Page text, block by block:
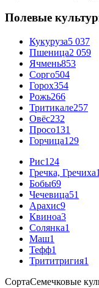
Полевые
Кукуруза5 037
Пшеница2 059
Ячмень853
Сорго504
Горох354
Рожь266
Тритикале257
Овёс232
Просо131
Горчица129
Рис124
Гречка, Гречиха
Бобы69
Чечевица51
Арахис9
Квиноа3
Солянка1
Маш1
Тефф1
Трититригия1
СортаСемечковые